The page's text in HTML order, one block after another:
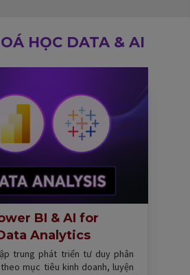
HỌC DATA & AI
trung phát triển tư duy phân
mục tiêu kinh doanh, luyện
BI & AI for
Analytics